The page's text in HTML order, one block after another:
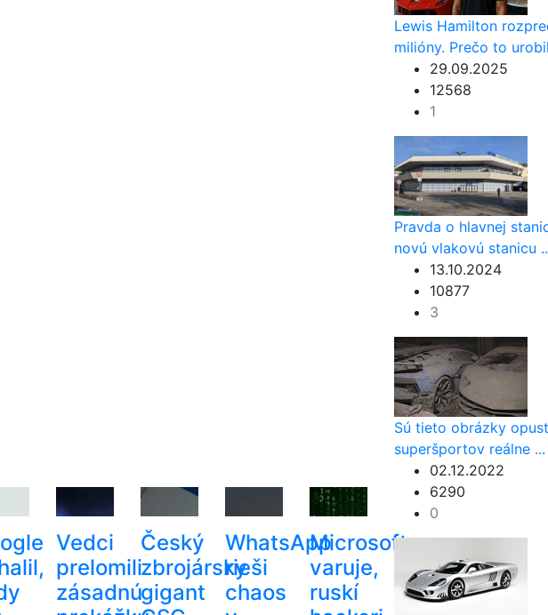
Vedci
prelomili
zásadnú
Český
zbrojársky
gigant
WhatsApp
rieši
chaos
Microsoft
varuje,
ruskí
Lewis Hamilton
milióny. Prečo to
29.09.2025
12568
1
Pravda o hlavnej
novú vlakovú stanicu
13.10.2024
10877
3
Sú tieto obrázky
superšportov reálne ...
02.12.2022
6290
0